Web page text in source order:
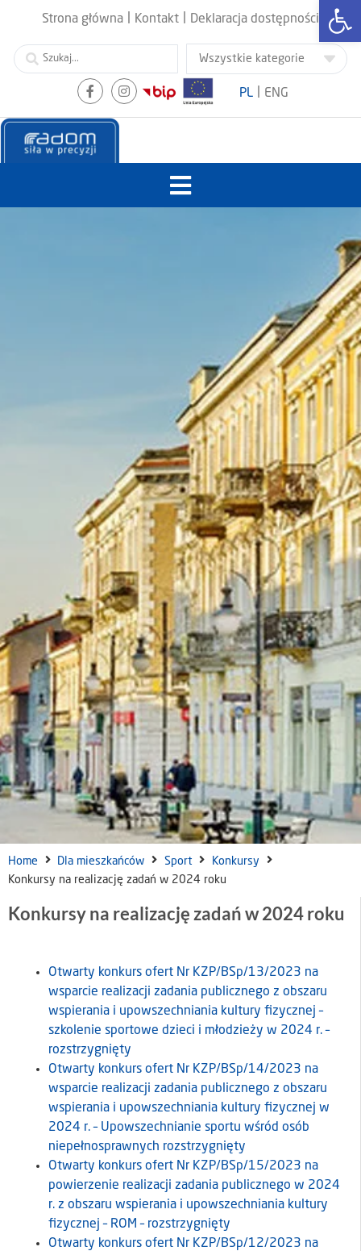
Strona główna Kontakt Deklaracja dostępności
PL ENG
Home Dla mieszkańców Sport
Konkursy
Konkursy na realizację zadań w 2024 roku
Konkursy na realizację zadań w 2024 roku
Otwarty konkurs ofert Nr KZP/BSp/13/2023 na
wsparcie realizacji zadania publicznego z obszaru
wspierania i upowszechniania kultury fizycznej –
szkolenie sportowe dzieci i młodzieży w 2024 r. –
rozstrzygnięty
Otwarty konkurs ofert Nr KZP/BSp/14/2023 na
wsparcie realizacji zadania publicznego z obszaru
wspierania i upowszechniania kultury fizycznej w
2024 r. – Upowszechnianie sportu wśród osób
niepełnosprawnych rozstrzygnięty
Otwarty konkurs ofert Nr KZP/BSp/15/2023 na
powierzenie realizacji zadania publicznego w 2024
r. z obszaru wspierania i upowszechniania kultury
fizycznej – ROM – rozstrzygnięty
Otwarty konkurs ofert Nr KZP/BSp/12/2023 na